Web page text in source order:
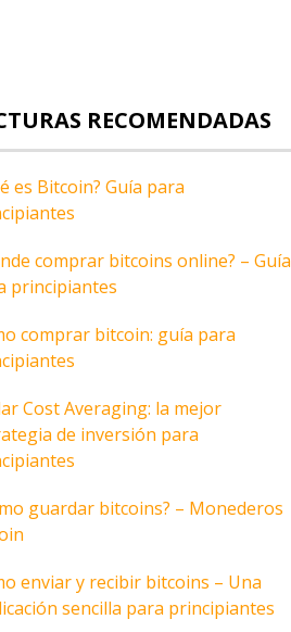
RECOMENDADAS
es Bitcoin? Guía para
comprar bitcoins online? – Guía
principiantes
comprar bitcoin: guía para
Cost Averaging: la mejor
de inversión para
guardar bitcoins? – Monederos
enviar y recibir bitcoins – Una
sencilla para principiantes